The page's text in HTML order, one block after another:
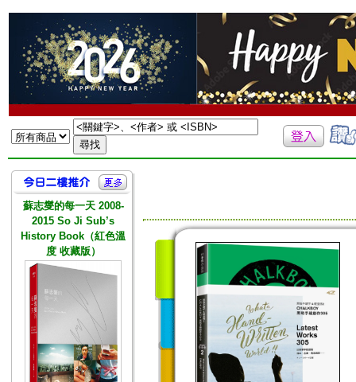
蘇志燮的每一天 2008-
2015 So Ji Sub’s
History Book（紅色溫
度 收藏版）